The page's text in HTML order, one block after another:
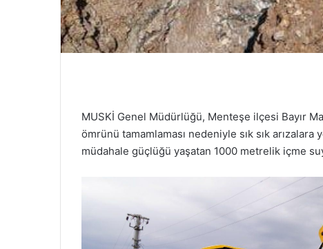
MUSKİ Genel Müdürlüğü, Menteşe ilçesi Bayır
ömrünü tamamlaması nedeniyle sık sık
müdahale güçlüğü yaşatan 1000 metrelik içme